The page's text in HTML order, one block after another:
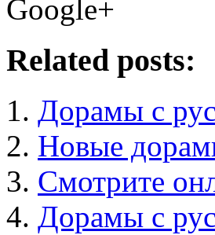
Google+
Related posts:
Дорамы с
Новые
Смотрите
Дорамы с